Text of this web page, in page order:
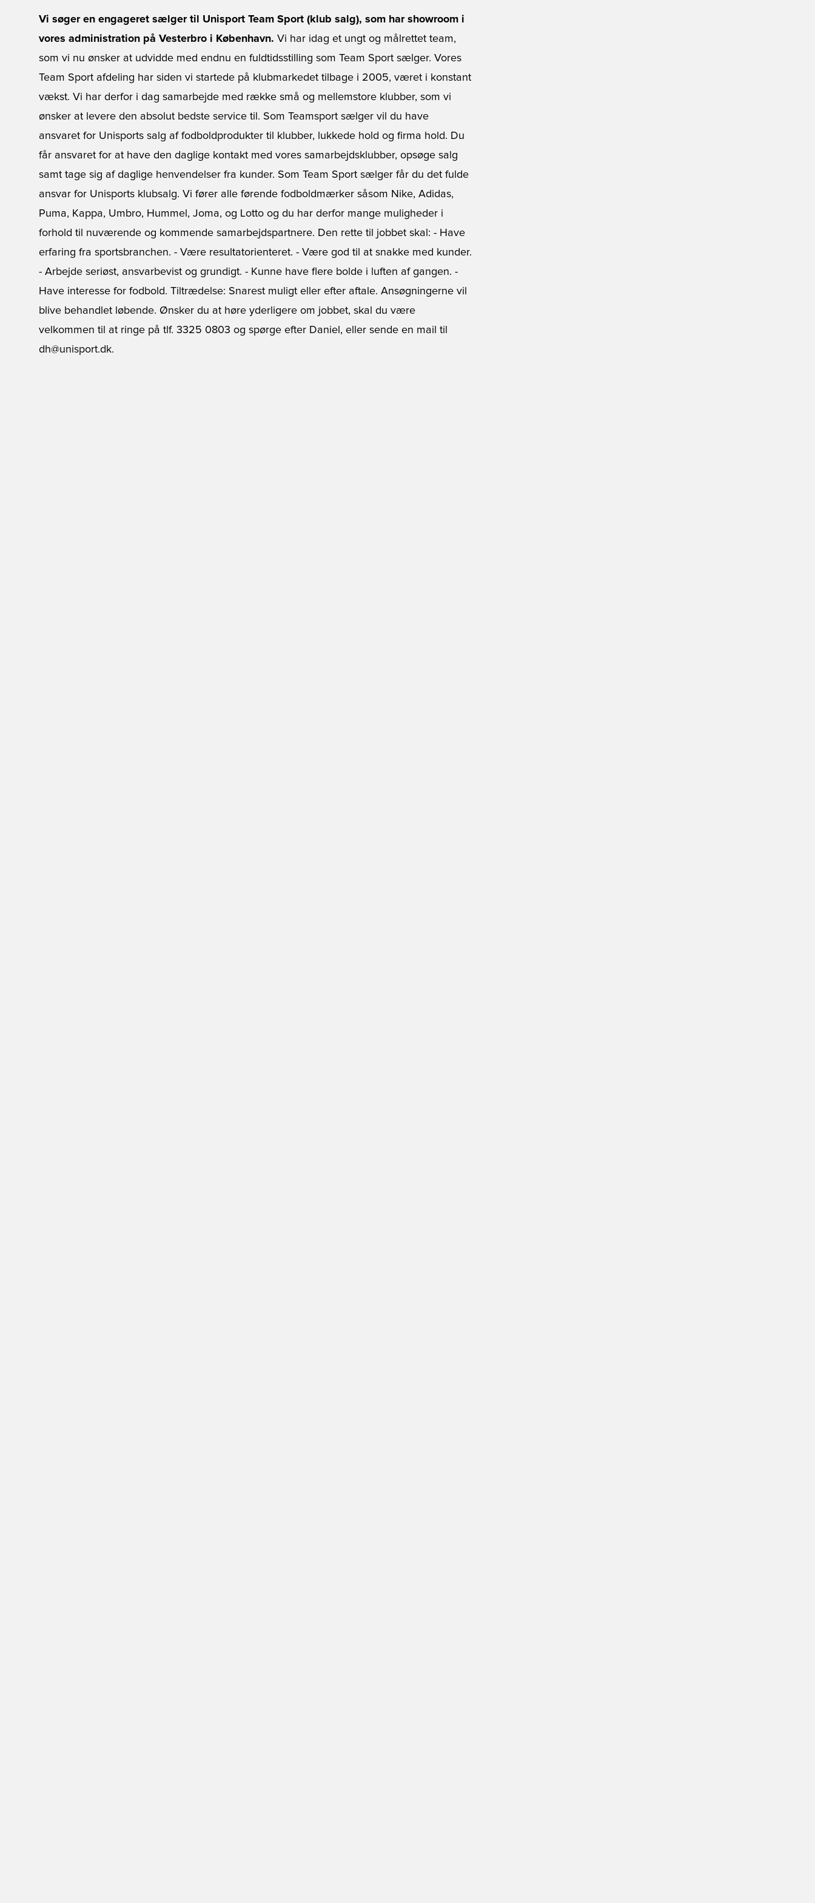
Vi søger en engageret sælger til Unisport Team Sport (klub salg), som har showroom i
vores administration på Vesterbro i København. Vi har idag et ungt og målrettet team,
som vi nu ønsker at udvidde med endnu en fuldtidsstilling som Team Sport sælger. Vores
Team Sport afdeling har siden vi startede på klubmarkedet tilbage i 2005, været i konstant
vækst. Vi har derfor i dag samarbejde med række små og mellemstore klubber, som vi
ønsker at levere den absolut bedste service til. Som Teamsport sælger vil du have
ansvaret for Unisports salg af fodboldprodukter til klubber, lukkede hold og firma hold. Du
får ansvaret for at have den daglige kontakt med vores samarbejdsklubber, opsøge salg
samt tage sig af daglige henvendelser fra kunder. Som Team Sport sælger får du det fulde
ansvar for Unisports klubsalg. Vi fører alle førende fodboldmærker såsom Nike, Adidas,
Puma, Kappa, Umbro, Hummel, Joma, og Lotto og du har derfor mange muligheder i
forhold til nuværende og kommende samarbejdspartnere. Den rette til jobbet skal: - Have
erfaring fra sportsbranchen. - Være resultatorienteret. - Være god til at snakke med kunder.
- Arbejde seriøst, ansvarbevist og grundigt. - Kunne have flere bolde i luften af gangen. -
Have interesse for fodbold. Tiltrædelse: Snarest muligt eller efter aftale. Ansøgningerne vil
blive behandlet løbende. Ønsker du at høre yderligere om jobbet, skal du være
velkommen til at ringe på tlf. 3325 0803 og spørge efter Daniel, eller sende en mail til
dh@unisport.dk.